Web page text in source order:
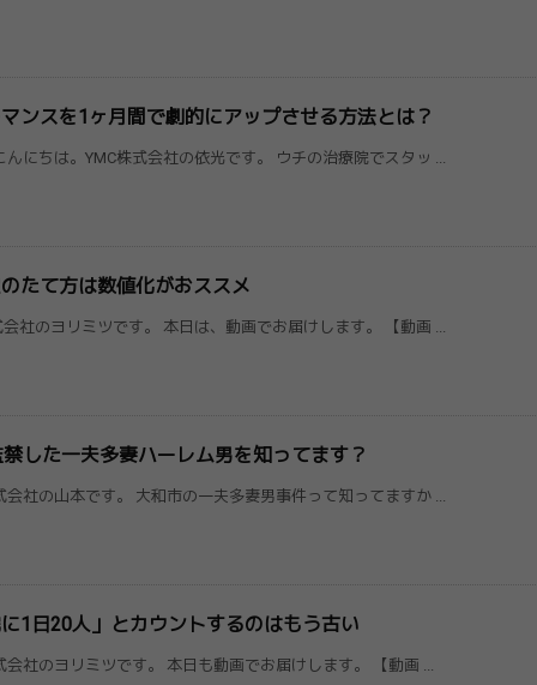
ンスを1ヶ月間で劇的にアップさせる方法とは？
にちは。YMC株式会社の依光です。 ウチの治療院でスタッ ...
のたて方は数値化がおスス​メ
会社のヨリミツです。 本日は、動画でお届けします。 【動画 ...
した一夫多妻ハーレム​男を知ってます？
会社の山本です。 大和市の一夫多妻男事件って知ってますか ...
に1日20人」とカウント​するのはもう古い
会社のヨリミツです。 本日も動画でお届けします。 【動画 ...